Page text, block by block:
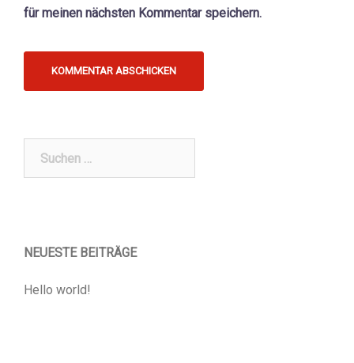
für meinen nächsten Kommentar speichern.
Suchen
NEUESTE BEITRÄGE
Hello world!